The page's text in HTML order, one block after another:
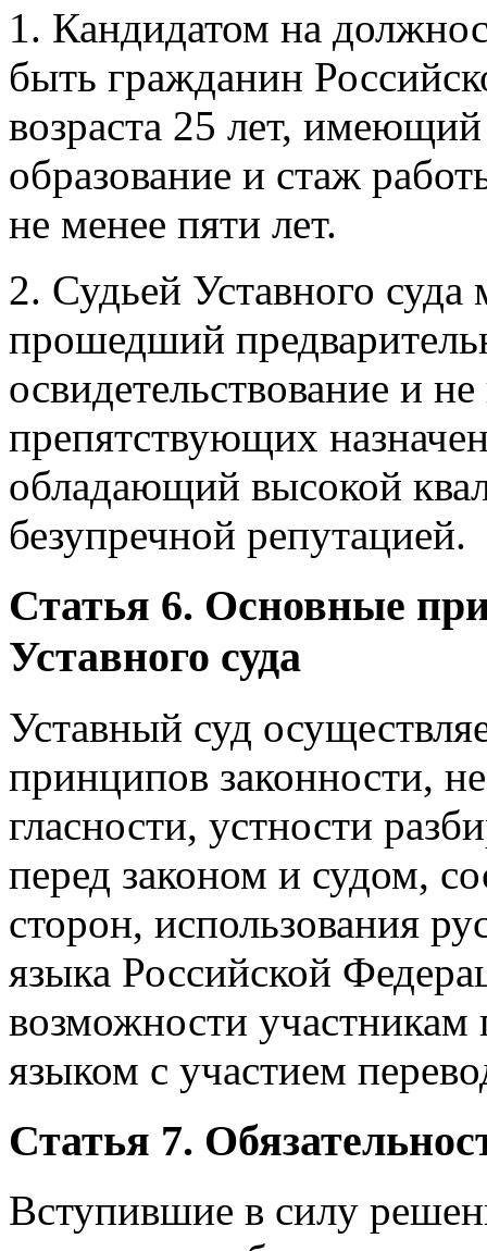
1. Кандидатом на
быть гражданин
возраста 25 лет,
образование и стаж
не менее пяти лет.
2. Судьей Уставного суда
прошедший
освидетельствование и
препятствующих
обладающий высокой
безупречной репутацией.
Статья 6. Основные
Уставного суда
Уставный суд
принципов законности,
гласности, устности
перед законом и судом,
сторон, использования
языка Российской
возможности участникам
языком с участием
Статья 7.
Вступившие в силу